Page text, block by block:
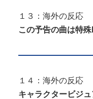
１３：海外の反応
この予告の曲は特
１４：海外の反応
キャラクタービジ